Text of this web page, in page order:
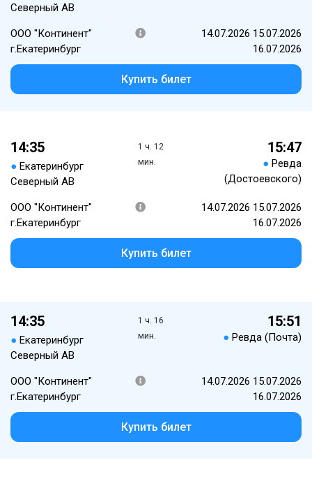
Северный АВ
ООО "Континент"
г.Екатеринбург
14.07.2026 15.07.2026
16.07.2026
Купить билет
14:35
● Екатеринбург
Северный АВ
1 ч. 12
мин.
15:47
● Ревда
(Достоевского)
ООО "Континент"
г.Екатеринбург
14.07.2026 15.07.2026
16.07.2026
Купить билет
14:35
● Екатеринбург
Северный АВ
1 ч. 16
мин.
15:51
● Ревда (Почта)
ООО "Континент"
г.Екатеринбург
14.07.2026 15.07.2026
16.07.2026
Купить билет